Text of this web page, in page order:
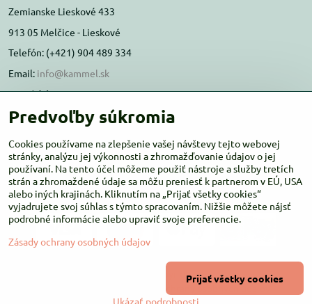
Zemianske Lieskové 433
913 05 Melčice - Lieskové
Telefón: (+421) 904 489 334
Email: info@kammel.sk
Prevádzka:
Administratívna budova PD Melčice
Otváracie hodiny:PO-ŠT 8:00 - 16:00
PIA-NE Zatvorené
Copyright
Zásady ochrany osobných údajov
Predvoľby súkromia
Cookies používame na zlepšenie vašej návštevy tejto webovej
stránky, analýzu jej výkonnosti a zhromažďovanie údajov o jej
používaní. Na tento účel môžeme použiť nástroje a služby tretích
strán a zhromaždené údaje sa môžu preniesť k partnerom v EÚ, USA
alebo iných krajinách. Kliknutím na „Prijať všetky cookies“
vyjadrujete svoj súhlas s týmto spracovaním. Nižšie môžete nájsť
podrobné informácie alebo upraviť svoje preferencie.
Zásady ochrany osobných údajov
Ukázať podrobnosti
Prijať všetky cookies